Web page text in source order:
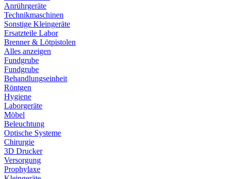
Anrührgeräte
Technikmaschinen
Sonstige Kleingeräte
Ersatzteile Labor
Brenner & Lötpistolen
Alles anzeigen
Fundgrube
Fundgrube
Behandlungseinheit
Röntgen
Hygiene
Laborgeräte
Möbel
Beleuchtung
Optische Systeme
Chirurgie
3D Drucker
Versorgung
Prophylaxe